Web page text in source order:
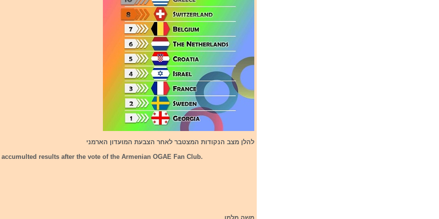
להלן מצב הנקודות המצטבר לאחר הצבעת המועדון הארמני
accumulted results after the vote of the Armenian OGAE Fan Club.